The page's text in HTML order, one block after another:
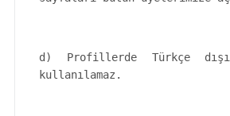
d) Profillerde Türkçe
kullanılamaz.